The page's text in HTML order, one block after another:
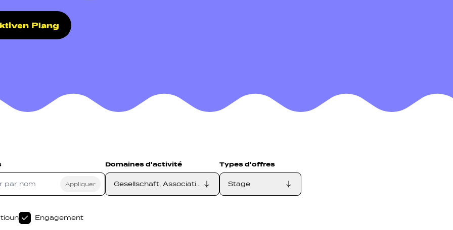
Navigation pied de pageGérer les cookies
Plang
Domaines d'activité
Gesellschaft, Associatioun, Engagement
Types d'offres
Stage
Engagement